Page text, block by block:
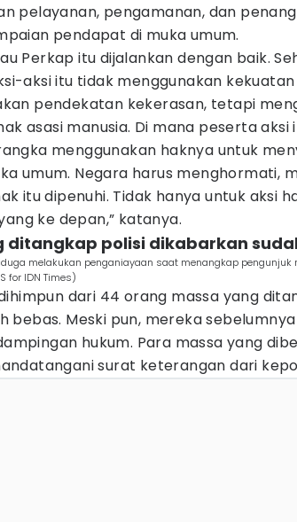
pelayanan, pengamanan, dan
pendapat di muka umum.
Perkap itu dijalankan dengan baik.
aksi itu tidak menggunakan
pendekatan kekerasan, tetapi
asasi manusia. Di mana peserta aksi
menggunakan haknya untuk
umum. Negara harus menghormati,
itu dipenuhi. Tidak hanya untuk aksi
ke depan,” katanya.
ditangkap polisi dikabarkan
melakukan penganiayaan saat menangkap pengunjuk
for IDN Times)
dari 44 orang massa yang
bebas. Meski pun, mereka
hukum. Para massa yang
surat keterangan dari